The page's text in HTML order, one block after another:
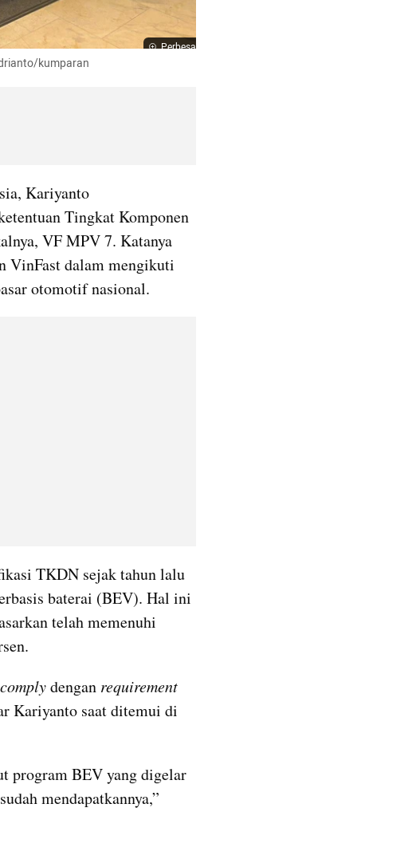
Perbesar
kumparan
Kariyanto
Tingkat Komponen
VF MPV 7. Katanya
VinFast dalam mengikuti
otomotif nasional.
TKDN sejak tahun lalu
baterai (BEV). Hal ini
telah memenuhi
comply dengan requirement
Kariyanto saat ditemui di
program BEV yang digelar
mendapatkannya,”